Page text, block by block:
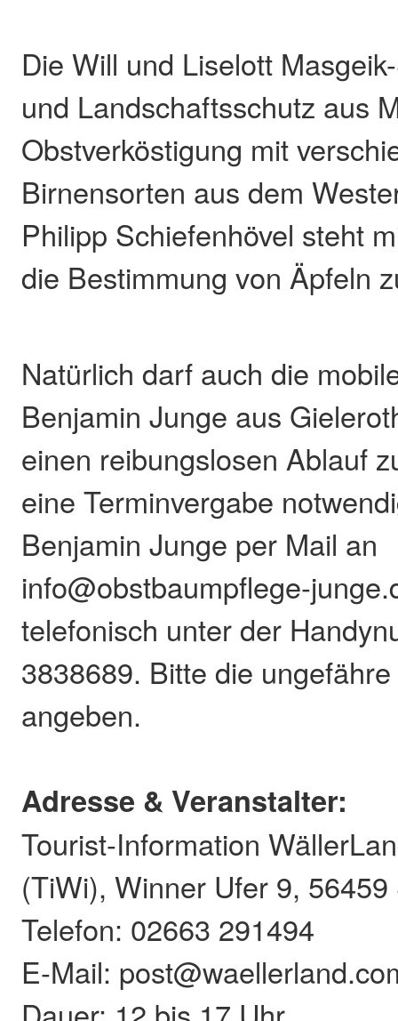
Die Will und Liselott
und Landschaftsschutz aus
Obstverköstigung mit
Birnensorten aus dem
Philipp Schiefenhövel steht
die Bestimmung von Äpfeln
Natürlich darf auch die
Benjamin Junge aus
einen reibungslosen Ablauf
eine Terminvergabe
Benjamin Junge per Mail an
info@obstbaumpflege-
telefonisch unter der
3838689. Bitte die
angeben.
Adresse & Veranstalter:
Tourist-Information
(TiWi), Winner Ufer 9,
Telefon: 02663 291494
E-Mail: